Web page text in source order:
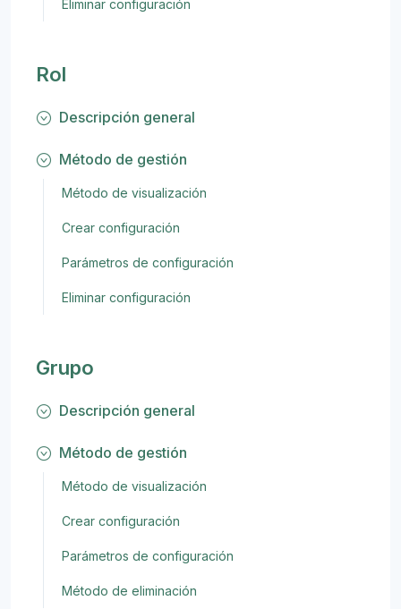
Eliminar configuración
Rol
Descripción general
Método de gestión
Método de visualización
Crear configuración
Parámetros de configuración
Eliminar configuración
Grupo
Descripción general
Método de gestión
Método de visualización
Crear configuración
Parámetros de configuración
Método de eliminación